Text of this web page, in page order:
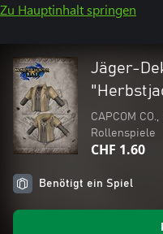
Zu Hauptinhalt springen
Jäger-
CAPCOM CO.,
Rollenspiele
CHF 1.60
Benötigt ein Spiel